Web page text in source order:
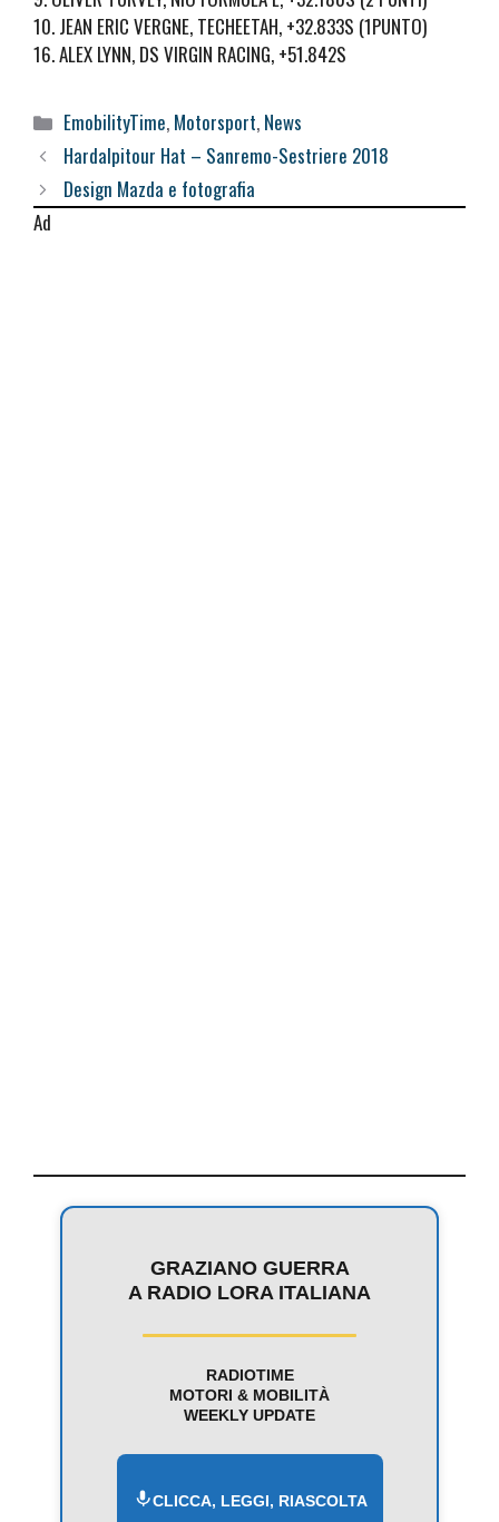
10. JEAN ERIC VERGNE, TECHEETAH, +32.833S (1PUNTO)
16. ALEX LYNN, DS VIRGIN RACING, +51.842S
Categorie
EmobilityTime, Motorsport, News
Hardalpitour Hat – Sanremo-Sestriere 2018
Design Mazda e fotografia
Ad
GRAZIANO GUERRA
A RADIO LORA ITALIANA
RADIOTIME
MOTORI & MOBILITÀ
WEEKLY UPDATE
CLICCA, LEGGI, RIASCOLTA